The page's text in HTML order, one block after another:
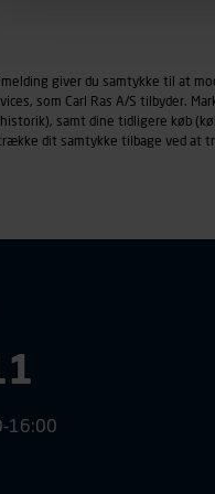
om
klikkes på, sider/indhold
mv.) samt de
giver du samtykke til at
som Carl Ras A/S tilbyder.
samt dine tidligere køb
dit samtykke tilbage ved at
16:00